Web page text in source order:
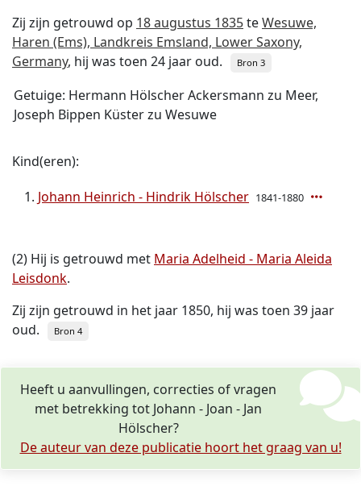
Zij zijn getrouwd op 18 augustus 1835teWesuwe,
Haren (Ems), Landkreis Emsland, Lower Saxony,
Germany, hij was toen 24 jaar oud. Bron 3
Getuige: Hermann Hölscher Ackersmann zu Meer,
Joseph Bippen Küster zu Wesuwe
Kind(eren):
Johann Heinrich - Hindrik Hölscher 1841-1880
(2) Hij is getrouwd met Maria Adelheid - Maria Aleida
Leisdonk.
Zij zijn getrouwd in het jaar 1850, hij was toen 39 jaar
oud.
Bron 4
Heeft u aanvullingen, correcties of vragen
met betrekking tot Johann - Joan - Jan
Hölscher?
De auteur van deze publicatie hoort het graag van u!